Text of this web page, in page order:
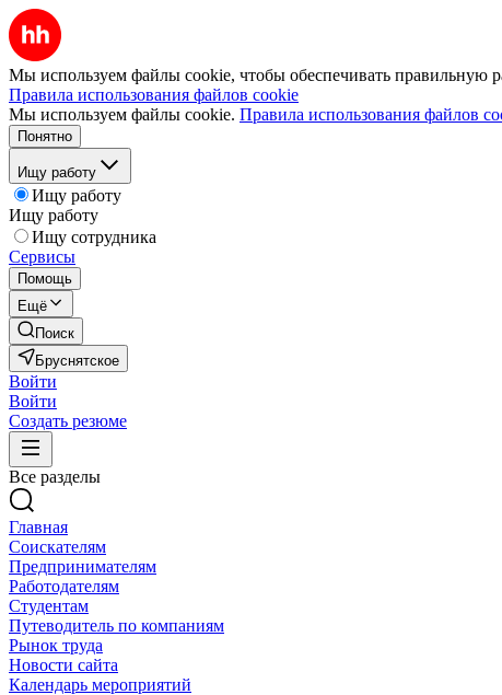
Мы используем файлы cookie, чтобы обеспечивать правильную
Правила использования файлов cookie
Мы используем файлы cookie. Правила использования файлов
Понятно
Ищу работу
Ищу работу
Ищу работу
Ищу сотрудника
Сервисы
Помощь
Ещё
Поиск
Бруснятское
Войти
Войти
Создать резюме
Все разделы
Главная
Соискателям
Предпринимателям
Работодателям
Студентам
Путеводитель по компаниям
Рынок труда
Новости сайта
Календарь мероприятий